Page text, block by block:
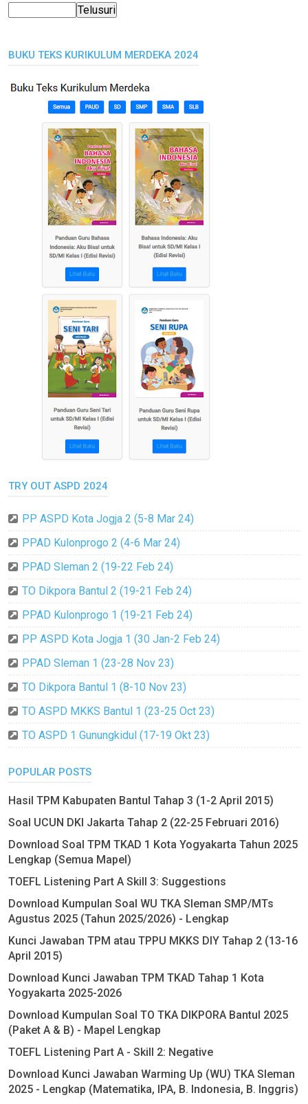
BUKU TEKS KURIKULUM MERDEKA 2024
TRY OUT ASPD 2024
PP ASPD Kota Jogja 2 (5-8 Mar 24)
PPAD Kulonprogo 2 (4-6 Mar 24)
PPAD Sleman 2 (19-22 Feb 24)
TO Dikpora Bantul 2 (19-21 Feb 24)
PPAD Kulonprogo 1 (19-21 Feb 24)
PP ASPD Kota Jogja 1 (30 Jan-2 Feb 24)
PPAD Sleman 1 (23-28 Nov 23)
TO Dikpora Bantul 1 (8-10 Nov 23)
TO ASPD MKKS Bantul 1 (23-25 Oct 23)
TO ASPD 1 Gunungkidul (17-19 Okt 23)
POPULAR POSTS
Hasil TPM Kabupaten Bantul Tahap 3 (1-2 April 2015)
Soal UCUN DKI Jakarta Tahap 2 (22-25 Februari 2016)
Download Soal TPM TKAD 1 Kota Yogyakarta Tahun 2025
Lengkap (Semua Mapel)
TOEFL Listening Part A Skill 3: Suggestions
Download Kumpulan Soal WU TKA Sleman SMP/MTs
Agustus 2025 (Tahun 2025/2026) - Lengkap
Kunci Jawaban TPM atau TPPU MKKS DIY Tahap 2 (13-16
April 2015)
Download Kunci Jawaban TPM TKAD Tahap 1 Kota
Yogyakarta 2025-2026
Download Kumpulan Soal TO TKA DIKPORA Bantul 2025
(Paket A & B) - Mapel Lengkap
TOEFL Listening Part A - Skill 2: Negative
Download Kunci Jawaban Warming Up (WU) TKA Sleman
2025 - Lengkap (Matematika, IPA, B. Indonesia, B. Inggris)